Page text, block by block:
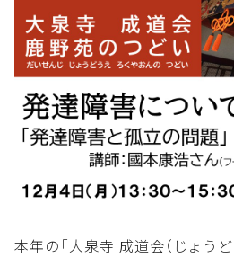
本年の「大泉寺 成道会（じょう